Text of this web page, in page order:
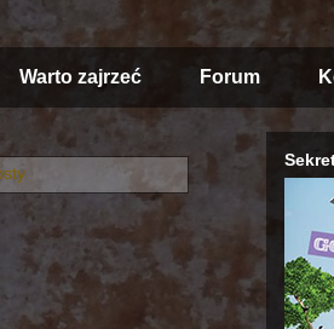
Warto zajrzeć Forum